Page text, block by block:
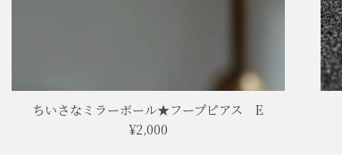
ちいさなミラーボール★フープピアス E
¥2,000